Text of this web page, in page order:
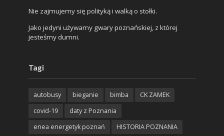
Nie zajmujemy się polityką i walką o stołki.
Jako jedyni używamy gwary poznańskiej, z której
jesteśmy dumni.
Tagi
autobusy bieganie bimba
CK ZAMEK
covid-19
daty z Poznania
enea energetyk poznań
HISTORIA POZNANIA